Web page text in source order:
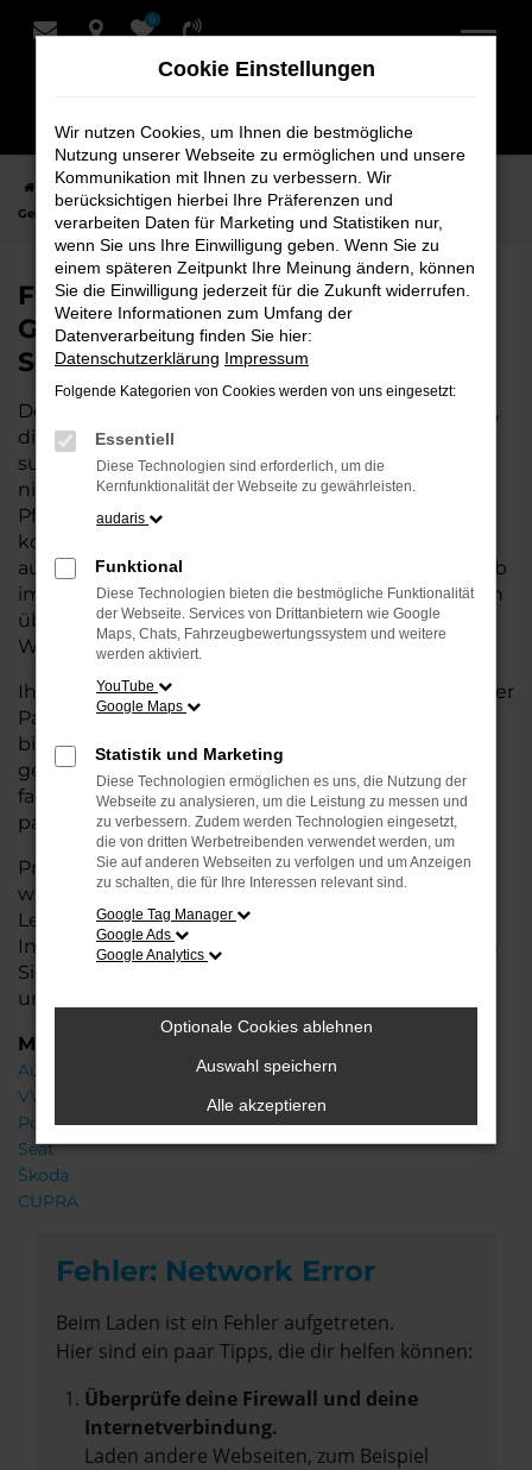
Zum
0
Startseite Syke Seat Seat Leon
Finden Sie Ihren Seat Leon
Gebrauchtwagen für Syke bei Schmidt + Koch
Finden Sie Ihren Seat Leon
Gebrauchtwagen für Syke bei
Schmidt + Koch
Der Seat Leon ist die perfekte Wahl für alle in Syke,
die ein zuverlässiges und modernes Fahrzeug
suchen. Mit seiner erstklassigen Ausstattung, der
niedrigen Laufleistung und der ausgezeichneten
Pflege ist dieser Gebrauchtwagen eine
kostengünstige Alternative zum Neuwagen, ohne
auf Komfort und Qualität verzichten zu müssen. Ob
im Stadtverkehr oder für längere Fahrten, der Leon
überzeugt durch Fahrkomfort, Sicherheit und
Wirtschaftlichkeit.
Ihr Seat Autohaus in Syke ist Ihr vertrauenswürdiger
Partner, wenn es um Gebrauchtwagen geht. Wir
bieten Ihnen nicht nur eine große Auswahl an
geprüften Fahrzeugen, sondern auch eine
fachkundige Beratung, damit Sie das für Sie
passende Modell finden.
Profitieren Sie von unseren zusätzlichenServices
wie attraktiven Finanzierungsmöglichkeiten,
Leasingangeboten und der bequemen
Inzahlungnahme Ihres alten Fahrzeugs. Besuchen
Sie uns und überzeugen Sie sich von der Qualität
und dem Service, den wir Ihnen bieten!
Marken
Audi
VW
Porsche
Seat
Škoda
CUPRA
Fehler: Network Error
Beim Laden ist ein Fehler aufgetreten.
Hier sind ein paar Tipps, die dir helfen können:
Überprüfe deine Firewall und deine
Internetverbindung.
Laden andere Webseiten, zum Beispiel
Cookie Einstellungen
Wir nutzen Cookies, um Ihnen die bestmögliche
Nutzung unserer Webseite zu ermöglichen und unsere
Kommunikation mit Ihnen zu verbessern. Wir
berücksichtigen hierbei Ihre Präferenzen und
verarbeiten Daten für Marketing und Statistiken nur,
wenn Sie uns Ihre Einwilligung geben. Wenn Sie zu
einem späteren Zeitpunkt Ihre Meinung ändern, können
Sie die Einwilligung jederzeit für die Zukunft widerrufen.
Weitere Informationen zum Umfang der
Datenverarbeitung finden Sie hier:
Datenschutzerklärung Impressum
Folgende Kategorien von Cookies werden von uns eingesetzt:
Essentiell
Diese Technologien sind erforderlich, um die
Kernfunktionalität der Webseite zu gewährleisten.
audaris
Funktional
Diese Technologien bieten die bestmögliche Funktionalität
der Webseite. Services von Drittanbietern wie Google
Maps, Chats, Fahrzeugbewertungssystem und weitere
werden aktiviert.
YouTube
Google Maps
Statistik und Marketing
Diese Technologien ermöglichen es uns, die Nutzung der
Webseite zu analysieren, um die Leistung zu messen und
zu verbessern. Zudem werden Technologien eingesetzt,
die von dritten Werbetreibenden verwendet werden, um
Sie auf anderen Webseiten zu verfolgen und um Anzeigen
zu schalten, die für Ihre Interessen relevant sind.
Google Tag Manager
Google Ads
Google Analytics
Optionale Cookies ablehnen
Auswahl speichern
Alle akzeptieren